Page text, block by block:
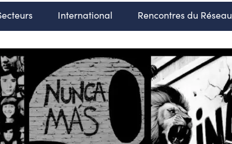
International Rencontres du Réseau